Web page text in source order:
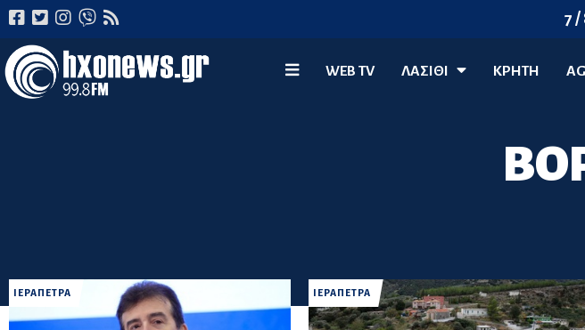
7 /
WEB TV ΛΑΣΊΘΙ ΚΡΗΤΗ
ΙΕΡΑΠΕΤΡΑ ΙΕΡΑΠΕΤΡΑ